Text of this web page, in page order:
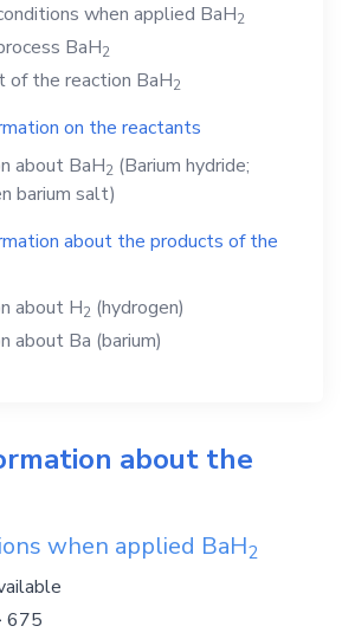
when applied BaH2
BaH2
of the reaction BaH2
on the reactants
about BaH2 (Barium hydride;
barium salt)
about the products of the
about H2 (hydrogen)
about Ba (barium)
about the
when applied BaH2
675